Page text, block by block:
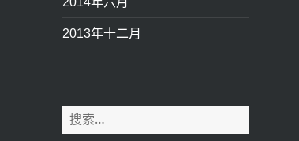
2013年十二月
搜
索